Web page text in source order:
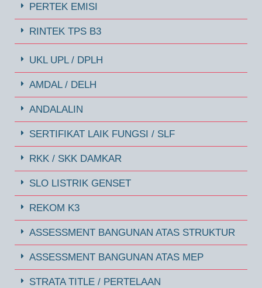
PERTEK EMISI
RINTEK TPS B3
UKL UPL / DPLH
AMDAL / DELH
ANDALALIN
SERTIFIKAT LAIK FUNGSI / SLF
RKK / SKK DAMKAR
SLO LISTRIK GENSET
REKOM K3
ASSESSMENT BANGUNAN ATAS STRUKTUR
ASSESSMENT BANGUNAN ATAS MEP
STRATA TITLE / PERTELAAN